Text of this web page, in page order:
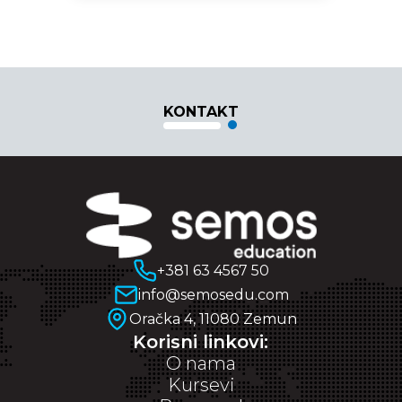
KONTAKT
+381 63 4567 50
info@semosedu.com
Oračka 4, 11080 Zemun
Korisni linkovi:
O nama
Kursevi